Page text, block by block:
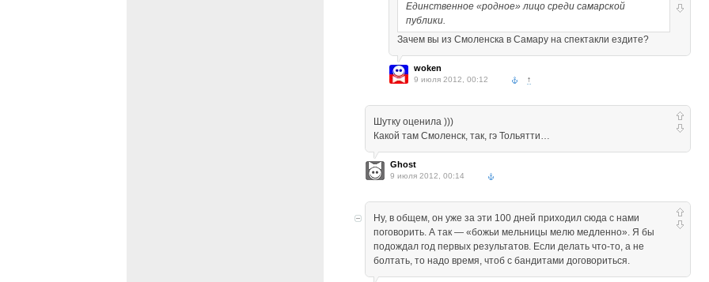
Единственное «родное» лицо среди самарской
публики.
Зачем вы из Смоленска в Самару на спектакли ездите?
woken
9 июля 2012, 00:12 ↑
Шутку оценила )))
Какой там Смоленск, так, гэ Тольятти…
Ghost
9 июля 2012, 00:14
Ну, в общем, он уже за эти 100 дней приходил сюда с нами
поговорить. А так — «божьи мельницы мелю медленно». Я бы
подождал год первых результатов. Если делать что-то, а не
болтать, то надо время, чтоб с бандитами договориться.